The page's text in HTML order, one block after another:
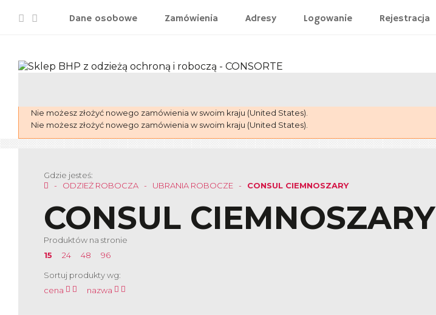
Dane osobowe Zamówienia Adresy Logowanie Rejestracja
Nie możesz złożyć nowego zamówienia w swoim kraju (United States).
Nie możesz złożyć nowego zamówienia w swoim kraju (United States).
Gdzie jesteś:
ODZIEŻ ROBOCZA
UBRANIA ROBOCZE CONSUL CIEMNOSZARY
CONSUL CIEMNOSZARY
Produktów na stronie
15
24 48 96
Sortuj produkty wg:
cena
nazwa